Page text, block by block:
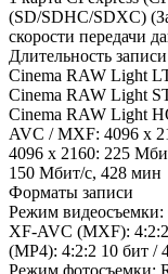
(SD/SDHC/SDXC)
скорости передачи
Длительность
Cinema RAW Light
Cinema RAW Light
Cinema RAW Light
AVC / MXF: 4096 x
4096 x 2160: 225
150 Мбит/с, 428 мин
Форматы записи
Режим
XF-AVC (MXF):
(MP4): 4:2:2 10 бит /